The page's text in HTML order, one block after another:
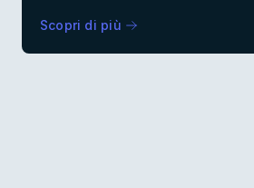
Scopri di più